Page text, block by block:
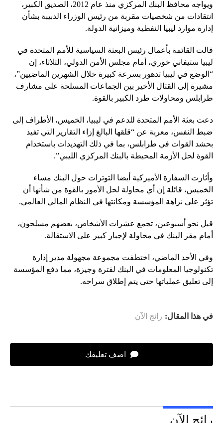
ويواجه محافظ البنك المركزي منذ عام 2012، الصديق الكبير،
انتقادات من شخصيات مقربة من رئيس الوزراء الدبيبة بشأن
إدارة موارد ليبيا النفطية وميزانية الدولة.
قالت القائمة بأعمال رئيس البعثة السياسية للأمم المتحدة في
ليبيا ستيفاني خوري، أمام مجلس الأمن الدولي، الثلاثاء، إن
“الوضع في ليبيا تدهور بسرعة كبيرة خلال الشهرين الماضيين”،
مشيرة إلى القتال الأخير بين الجماعات المسلحة على مشارف
طرابلس ومحاولات طرد الكبير بالقوة.
دعت بعثة الأمم المتحدة للدعم في ليبيا، الخميس، الأطراف إلى
ضبط النفس، معربة عن “قلقها البالغ إزاء التقارير التي تفيد
بحشد القوات في طرابلس، بما في ذلك التهديدات باستخدام
القوة لحل الأزمة المحيطة بالبنك المركزي الليبي”.
وأثارت السفارة الأميركية أيضا التوترات حول البنك مساء
الخميس، قائلة إن أي محاولة لحل الأمور بالقوة من شأنها أن
تؤثر على نزاهة المؤسسة ومكانتها في النظام المالي العالمي.
قبل نحو أسبوعين، تجمع عشرات الأشخاص، بعضهم مسلحون،
أمام مقر البنك في محاولة لإجبار كبير على الاستقالة.
وفي الأحد الماضي، اختطفت مجموعة مجهولة مدير إدارة
تكنولوجيا المعلومات في البنك لفترة وجيزة، مما دفع المؤسسة
إلى تعليق عملياتها حتى يتم إطلاق سراحه.
في هذا المقال: رائج الآن
اضف تعليقك
رائج الآن